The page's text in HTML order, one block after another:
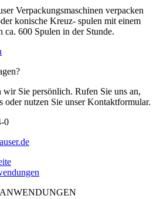
Verpackungsmaschinen verpacken
konische Kreuz- spulen mit einem
ca. 600 Spulen in der Stunde.
wir Sie persönlich. Rufen Sie uns an,
oder nutzen Sie unser Kontaktformular.
0